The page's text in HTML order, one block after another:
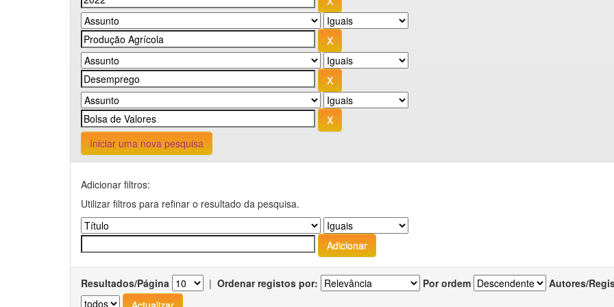
Iniciar uma nova pesquisa
Adicionar filtros:
Utilizar filtros para refinar o resultado da pesquisa.
Resultados/Página | Ordenar registos por: Por ordem Autores/